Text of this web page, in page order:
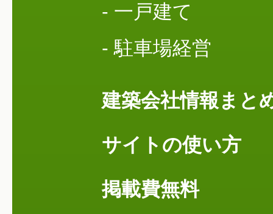
- 一戸建て
- 駐車場経営
建築会社情報まと
サイトの使い方
掲載費無料